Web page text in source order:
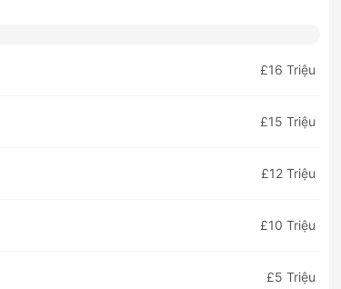
£16 Triệu
£15 Triệu
£12 Triệu
£10 Triệu
£5 Triệu